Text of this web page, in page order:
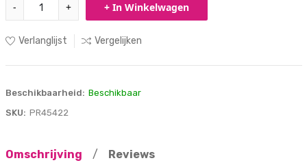
- + + In Winkelwagen
Verlanglijst Vergelijken
Beschikbaarheid: Beschikbaar
SKU: PR45422
Omschrijving / Reviews